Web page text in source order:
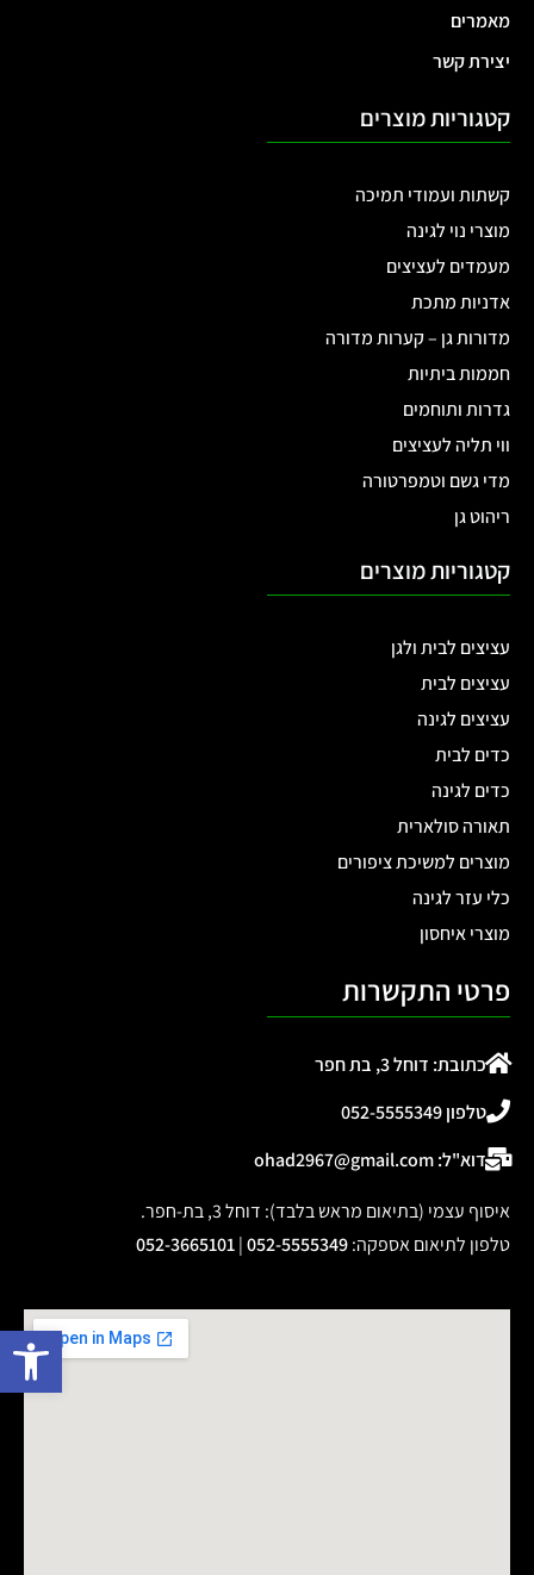
מאמרים
יצירת קשר
קטגוריות מוצרים
קשתות ועמודי תמיכה
מוצרי נוי לגינה
מעמדים לעציצים
אדניות מתכת
מדורות גן – קערות מדורה
חממות ביתיות
גדרות ותוחמים
ווי תליה לעציצים
מדי גשם וטמפרטורה
ריהוט גן
קטגוריות מוצרים
עציצים לבית ולגן
עציצים לבית
עציצים לגינה
כדים לבית
כדים לגינה
תאורה סולארית
מוצרים למשיכת ציפורים
כלי עזר לגינה
מוצרי איחסון
פרטי התקשרות
כתובת: דוחל 3, בת חפר
טלפון 052-5555349
דוא"ל: ohad2967@gmail.com
איסוף עצמי (בתיאום מראש בלבד): דוחל 3, בת-חפר.
טלפון לתיאום אספקה:
052-5555349
|
052-3665101